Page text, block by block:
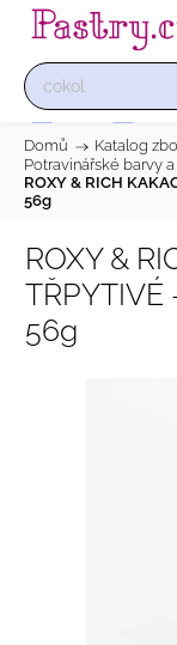
Domů / Katalog
Potravinářské barvy
ROXY & RICH
56g
ROXY &
TŘPYTIVÉ
56g